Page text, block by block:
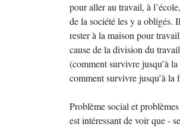
pour aller au travail, à
de la société les y a obligés.
rester à la maison pour
cause de la division du
(comment survivre jusqu’à
comment survivre jusqu’à la
Problème social et
est intéressant de voir que -